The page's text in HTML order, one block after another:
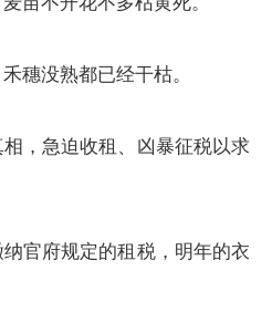
穗没熟都已经干枯。
，急迫收租、凶暴征税以求
官府规定的租税，明年的衣